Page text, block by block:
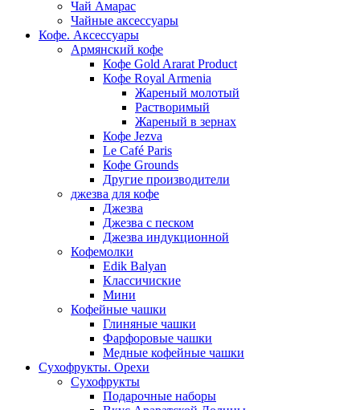
Чай Амарас
Чайные аксессуары
Кофе. Аксессуары
Армянский кофе
Кофе Gold Ararat Product
Кофе Royal Armenia
Жареный молотый
Растворимый
Жареный в зернах
Кофе Jezva
Le Café Paris
Кофе Grounds
Другие производители
джезва для кофе
Джезва
Джезва с песком
Джезва индукционной
Кофемолки
Edik Balyan
Классичиские
Мини
Кофейные чашки
Глиняные чашки
Фарфоровые чашки
Медные кофейные чашки
Сухофрукты. Орехи
Сухофрукты
Подарочные наборы